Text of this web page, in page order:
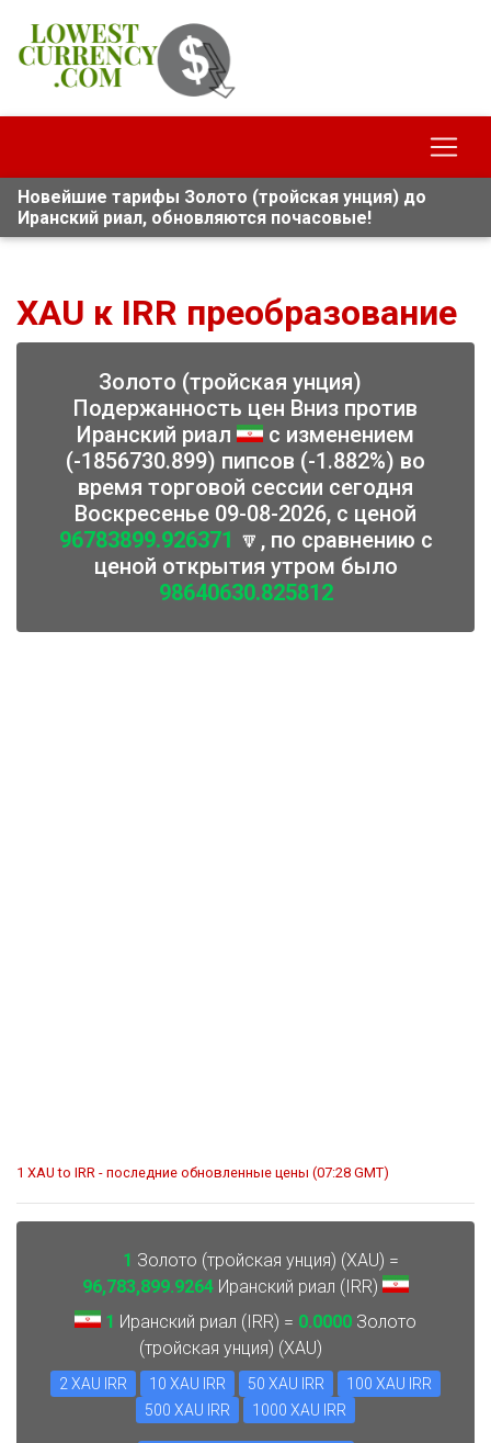
Новейшие тарифы Золото (тройская унция) до
Иранский риал, обновляются почасовые!
XAU к IRR преобразование
Золото (тройская унция)
Подержанность цен Вниз против
Иранский риал
с изменением
(-1856730.899) пипсов (-1.882%) во
время торговой сессии сегодня
Воскресенье 09-08-2026, с ценой
96783899.926371 🔽, по сравнению с
ценой открытия утром было
98640630.825812
1 XAU to IRR - последние обновленные цены (07:28 GMT)
1 Золото (тройская унция) (XAU) =
96,783,899.9264 Иранский риал (IRR)
1 Иранский риал (IRR) = 0.0000 Золото
(тройская унция) (XAU)
2 XAU IRR 10 XAU IRR 50 XAU IRR
100 XAU IRR
500 XAU IRR
1000 XAU IRR